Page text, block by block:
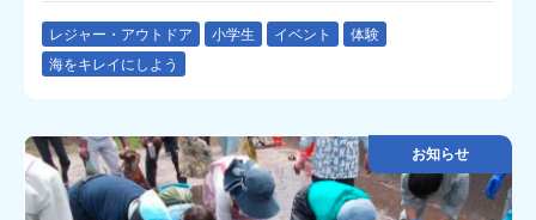
レジャー・アウトドア 小学生 イベント
体験
海をキレイにしよう
お知らせ